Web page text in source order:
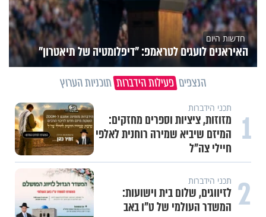
חדשות היום
האיראנים לועגים לטראמפ: "דיפלומטיה של תיאטרון"
הנצפים פעילות הידברות תוכניות הערוץ
1 תכני הידברות
מזוזות, ציציות וספרים מחזקים:
המיזם שיביא שמירה רוחנית לאלפי
חיילי צה"ל
2 תכני הידברות
לזיווגים, שלום בית וישועות:
המשדר העולמי של ט"ו באב